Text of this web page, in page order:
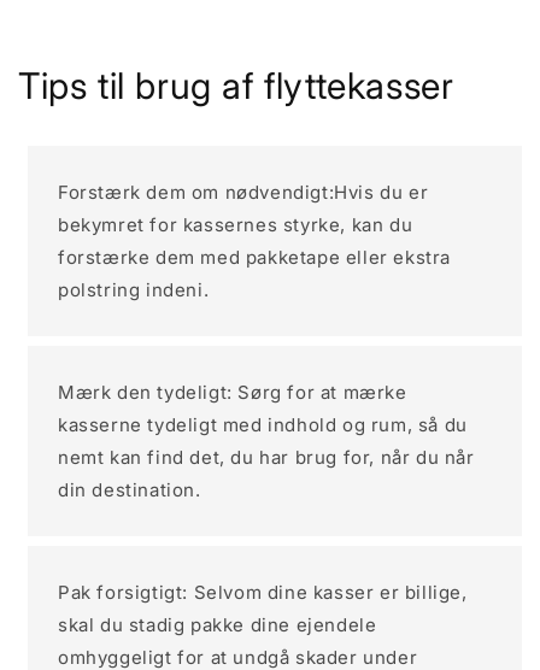
Tips til brug af flyttekasser
Forstærk dem om nødvendigt:Hvis du er
bekymret for kassernes styrke, kan du
forstærke dem med pakketape eller ekstra
polstring indeni.
Mærk den tydeligt: Sørg for at mærke
kasserne tydeligt med indhold og rum, så du
nemt kan find det, du har brug for, når du når
din destination.
Pak forsigtigt: Selvom dine kasser er billige,
skal du stadig pakke dine ejendele
omhyggeligt for at undgå skader under